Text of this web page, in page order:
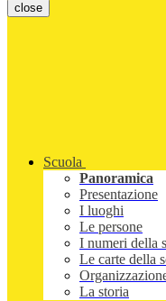
close
Scuola
Panoramica
Presentazione
I luoghi
Le persone
I numeri della
Le carte della
La storia